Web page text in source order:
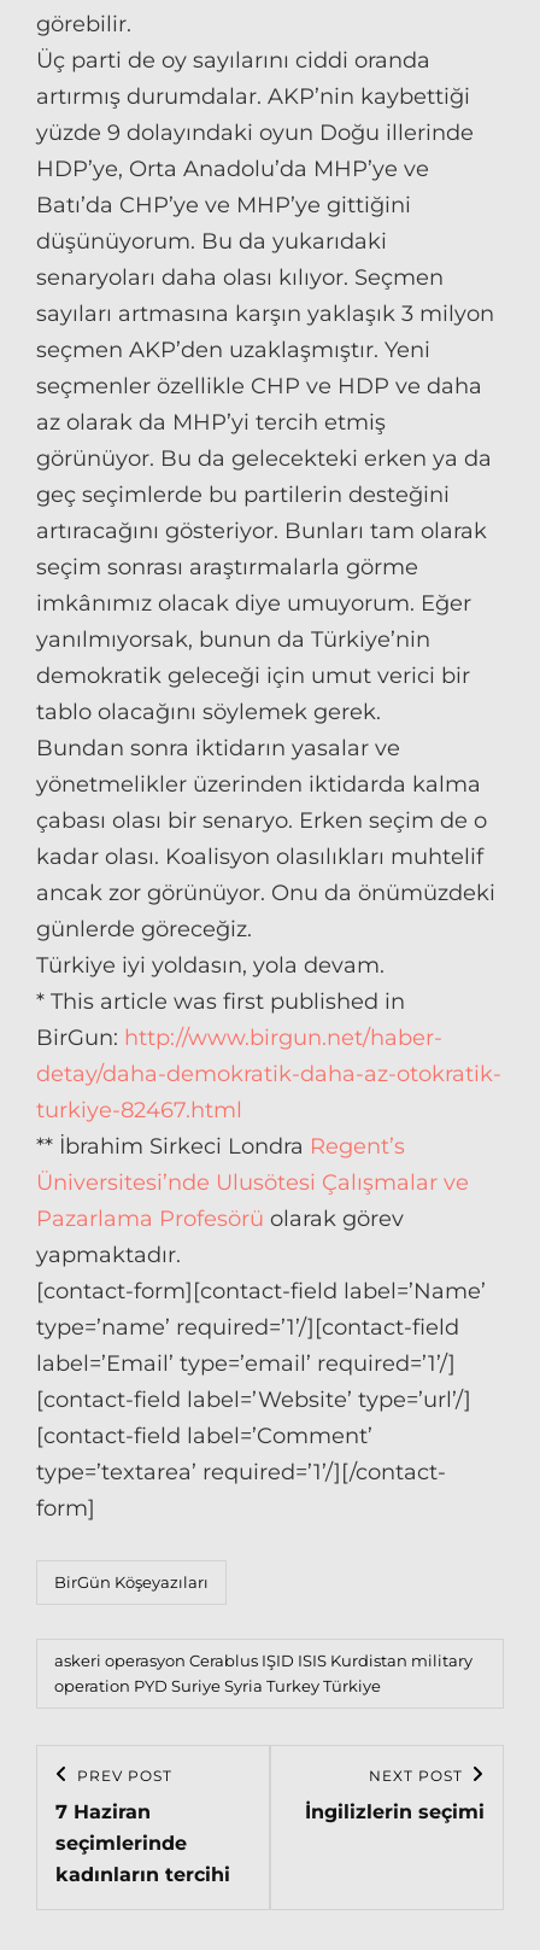
görebilir.
Üç parti de oy sayılarını ciddi oranda
artırmış durumdalar. AKP’nin kaybettiği
yüzde 9 dolayındaki oyun Doğu illerinde
HDP’ye, Orta Anadolu’da MHP’ye ve
Batı’da CHP’ye ve MHP’ye gittiğini
düşünüyorum. Bu da yukarıdaki
senaryoları daha olası kılıyor. Seçmen
sayıları artmasına karşın yaklaşık 3 milyon
seçmen AKP’den uzaklaşmıştır. Yeni
seçmenler özellikle CHP ve HDP ve daha
az olarak da MHP’yi tercih etmiş
görünüyor. Bu da gelecekteki erken ya da
geç seçimlerde bu partilerin desteğini
artıracağını gösteriyor. Bunları tam olarak
seçim sonrası araştırmalarla görme
imkânımız olacak diye umuyorum. Eğer
yanılmıyorsak, bunun da Türkiye’nin
demokratik geleceği için umut verici bir
tablo olacağını söylemek gerek.
Bundan sonra iktidarın yasalar ve
yönetmelikler üzerinden iktidarda kalma
çabası olası bir senaryo. Erken seçim de o
kadar olası. Koalisyon olasılıkları muhtelif
ancak zor görünüyor. Onu da önümüzdeki
günlerde göreceğiz.
Türkiye iyi yoldasın, yola devam.
* This article was first published in
BirGun: http://www.birgun.net/haber-
detay/daha-demokratik-daha-az-otokratik-
turkiye-82467.html
** İbrahim Sirkeci Londra Regent’s
Üniversitesi’nde Ulusötesi Çalışmalar ve
Pazarlama Profesörü olarak görev
yapmaktadır.
[contact-form][contact-field label=’Name’
type=’name’ required=’1’/][contact-field
label=’Email’ type=’email’ required=’1’/]
[contact-field label=’Website’ type=’url’/]
[contact-field label=’Comment’
type=’textarea’ required=’1’/][/contact-
form]
Categories
BirGün Köşeyazıları
Tags,
askeri operasyon Cerablus IŞID ISIS Kurdistan military
operation PYD SuriyeSyria TurkeyTürkiye
Post
navigation
Previous
Post
PREV POST
7 Haziran
seçimlerinde
kadınların tercihi
Post
NEXT POST
İngilizlerin seçimi